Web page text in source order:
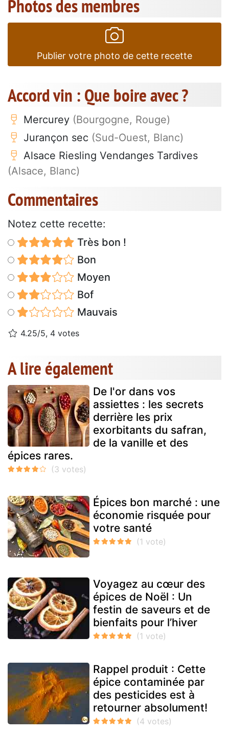
Photos des membres
Publier votre photo de cette recette
Accord vin : Que boire avec ?
Mercurey (Bourgogne, Rouge)
Jurançon sec (Sud-Ouest, Blanc)
Alsace Riesling Vendanges Tardives
(Alsace, Blanc)
Commentaires
Notez cette recette:
Très bon !
Bon
Moyen
Bof
Mauvais
4.25/5, 4 votes
A lire également
De l'or dans vos
assiettes : les secrets
derrière les prix
exorbitants du safran,
de la vanille et des
épices rares.
Épices bon marché : une
économie risquée pour
votre santé
Voyagez au cœur des
épices de Noël : Un
festin de saveurs et de
bienfaits pour l’hiver
Rappel produit : Cette
épice contaminée par
des pesticides est à
retourner absolument!